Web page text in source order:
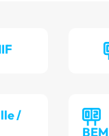
/
BEM